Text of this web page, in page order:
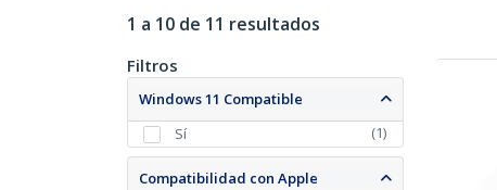
1 a 10 de 11 resultados
Filtros
Windows 11 Compatible
Sí
(1)
Compatibilidad con Apple